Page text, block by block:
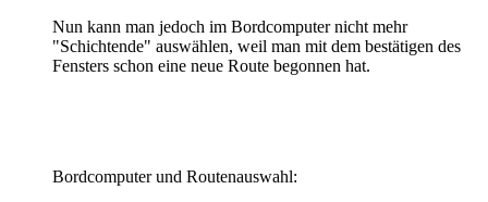
Nun kann man jedoch im Bordcomputer nicht mehr
"Schichtende" auswählen, weil man mit dem bestätigen des
Fensters schon eine neue Route begonnen hat.
Bordcomputer und Routenauswahl: